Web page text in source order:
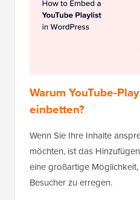
Warum YouTube-
einbetten?
Wenn Sie Ihre Inhalte
möchten, ist das
eine großartige
Besucher zu erregen.